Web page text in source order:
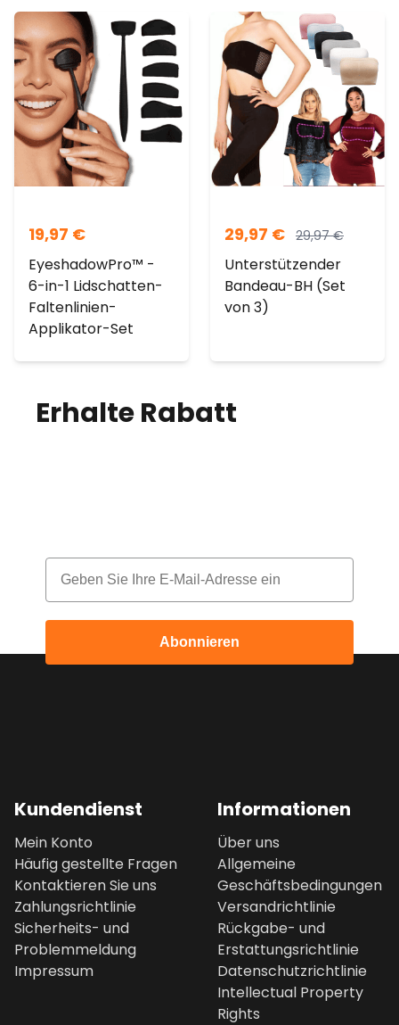
19,97 €
EyeshadowPro™ -
6-in-1 Lidschatten-
Faltenlinien-
Applikator-Set
29,97 € 29,97€
Unterstützender
Bandeau-BH (Set
von 3)
Erhalte Rabatt
Email
Abonnieren
Kundendienst
Mein Konto
Häufig gestellte Fragen
Kontaktieren Sie uns
Zahlungsrichtlinie
Sicherheits- und
Problemmeldung
Impressum
Informationen
Über uns
Allgemeine
Geschäftsbedingungen
Versandrichtlinie
Rückgabe- und
Erstattungsrichtlinie
Datenschutzrichtlinie
Intellectual Property
Rights